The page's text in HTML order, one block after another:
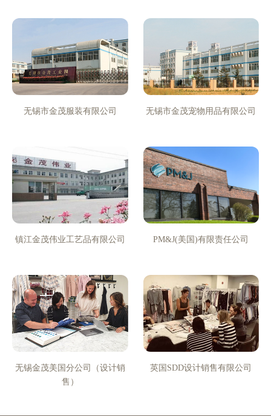
无锡市金茂服装有限公司 无锡市金茂宠物用品有限公司
镇江金茂伟业工艺品有限公司 PM&J(美国)有限责任公司
无锡金茂美国分公司（设计销
售）
英国SDD设计销售有限公司